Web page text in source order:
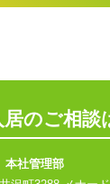
のご相談
本社管理部